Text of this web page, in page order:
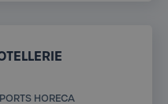
HORECA